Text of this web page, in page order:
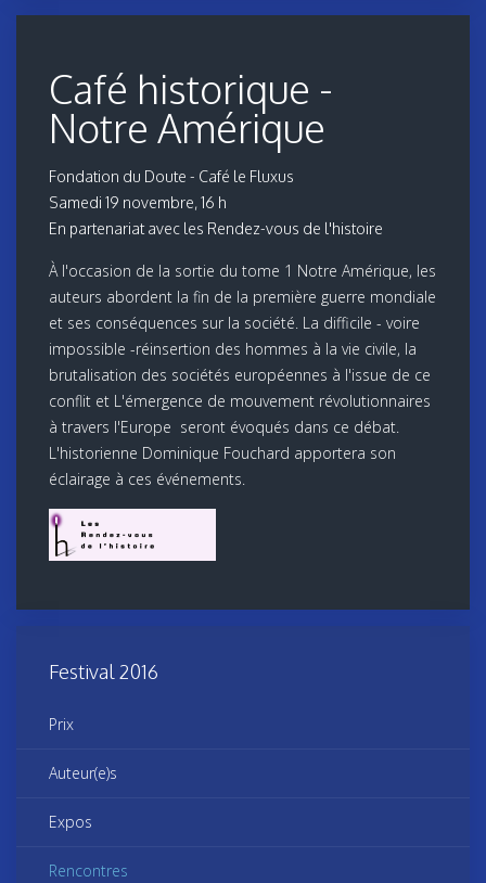
Café historique -
Notre Amérique
Fondation du Doute - Café le Fluxus
Samedi 19 novembre, 16 h
En partenariat avec les Rendez-vous de l'histoire
À l'occasion de la sortie du tome 1 Notre Amérique, les
auteurs abordent la fin de la première guerre mondiale
et ses conséquences sur la société. La difficile - voire
impossible -réinsertion des hommes à la vie civile, la
brutalisation des sociétés européennes à l'issue de ce
conflit et L'émergence de mouvement révolutionnaires
à travers l'Europe seront évoqués dans ce débat.
L'historienne Dominique Fouchard apportera son
éclairage à ces événements.
Festival 2016
Prix
Auteur(e)s
Expos
Rencontres